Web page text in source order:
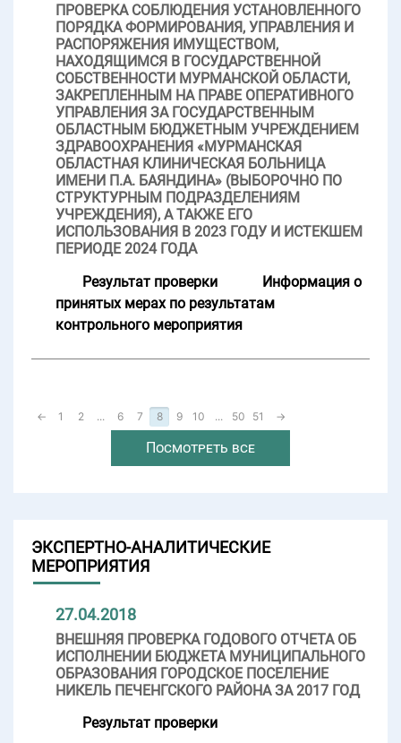
ПРОВЕРКА СОБЛЮДЕНИЯ УСТАНОВЛЕННОГО
ПОРЯДКА ФОРМИРОВАНИЯ, УПРАВЛЕНИЯ И
РАСПОРЯЖЕНИЯ ИМУЩЕСТВОМ,
НАХОДЯЩИМСЯ В ГОСУДАРСТВЕННОЙ
СОБСТВЕННОСТИ МУРМАНСКОЙ ОБЛАСТИ,
ЗАКРЕПЛЕННЫМ НА ПРАВЕ ОПЕРАТИВНОГО
УПРАВЛЕНИЯ ЗА ГОСУДАРСТВЕННЫМ
ОБЛАСТНЫМ БЮДЖЕТНЫМ УЧРЕЖДЕНИЕМ
ЗДРАВООХРАНЕНИЯ «МУРМАНСКАЯ
ОБЛАСТНАЯ КЛИНИЧЕСКАЯ БОЛЬНИЦА
ИМЕНИ П.А. БАЯНДИНА» (ВЫБОРОЧНО ПО
СТРУКТУРНЫМ ПОДРАЗДЕЛЕНИЯМ
УЧРЕЖДЕНИЯ), А ТАКЖЕ ЕГО
ИСПОЛЬЗОВАНИЯ В 2023 ГОДУ И ИСТЕКШЕМ
ПЕРИОДЕ 2024 ГОДА
Результат проверки
Информация о
принятых мерах по результатам
контрольного мероприятия
← 1 2 ... 6 7 8 9 10 ... 50 51 →
Посмотреть все
ЭКСПЕРТНО-АНАЛИТИЧЕСКИЕ
МЕРОПРИЯТИЯ
27.04.2018
ВНЕШНЯЯ ПРОВЕРКА ГОДОВОГО ОТЧЕТА ОБ
ИСПОЛНЕНИИ БЮДЖЕТА МУНИЦИПАЛЬНОГО
ОБРАЗОВАНИЯ ГОРОДСКОЕ ПОСЕЛЕНИЕ
НИКЕЛЬ ПЕЧЕНГСКОГО РАЙОНА ЗА 2017 ГОД
Результат проверки